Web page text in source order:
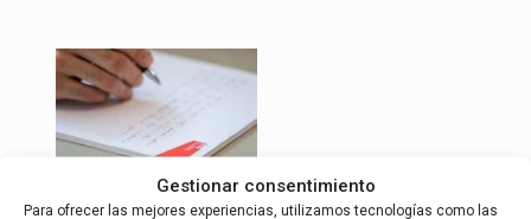
Gestionar consentimiento
Para ofrecer las mejores experiencias, utilizamos tecnologías como las
INFORME DE JUSTIFICACIÓN DE
SUBVENCIONES